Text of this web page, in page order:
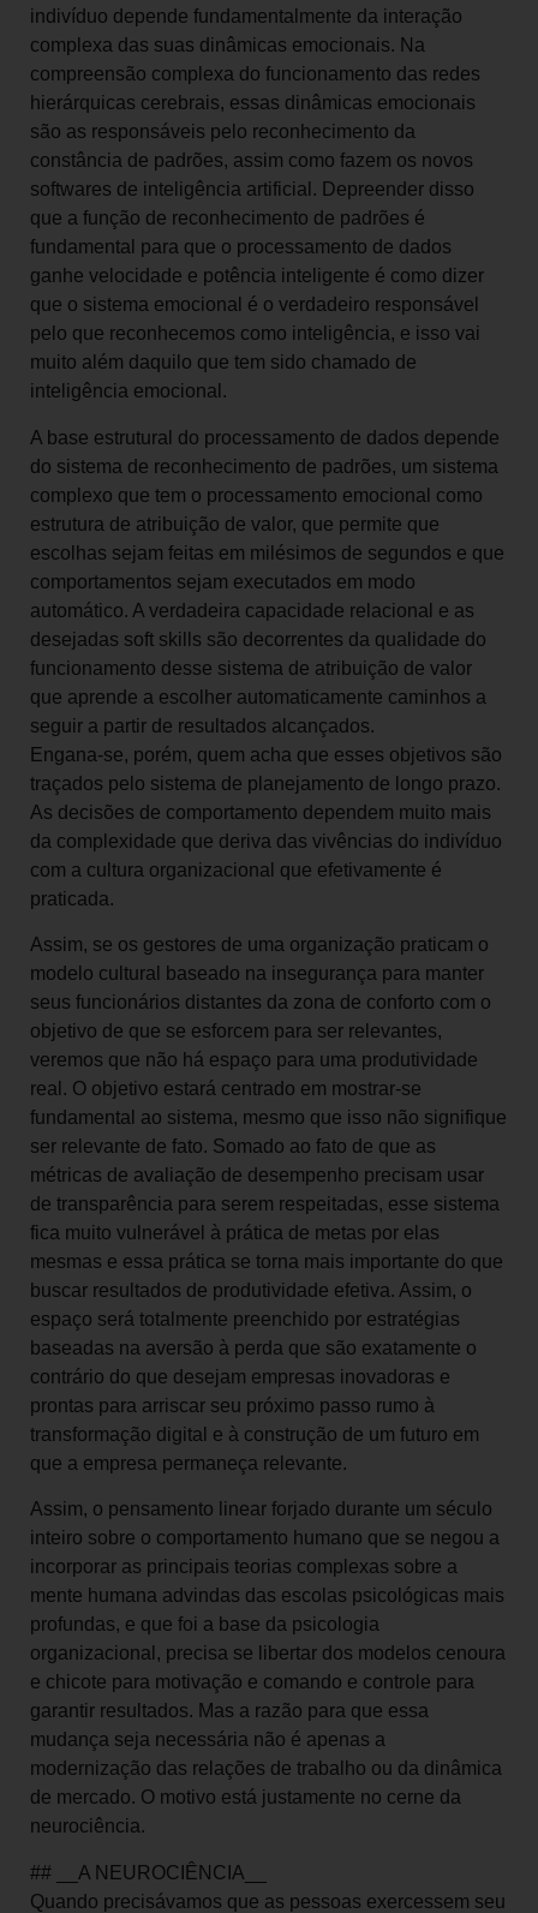
indivíduo depende fundamentalmente da interação
complexa das suas dinâmicas emocionais. Na
compreensão complexa do funcionamento das redes
hierárquicas cerebrais, essas dinâmicas emocionais
são as responsáveis pelo reconhecimento da
constância de padrões, assim como fazem os novos
softwares de inteligência artificial. Depreender disso
que a função de reconhecimento de padrões é
fundamental para que o processamento de dados
ganhe velocidade e potência inteligente é como dizer
que o sistema emocional é o verdadeiro responsável
pelo que reconhecemos como inteligência, e isso vai
muito além daquilo que tem sido chamado de
inteligência emocional.
A base estrutural do processamento de dados depende
do sistema de reconhecimento de padrões, um sistema
complexo que tem o processamento emocional como
estrutura de atribuição de valor, que permite que
escolhas sejam feitas em milésimos de segundos e que
comportamentos sejam executados em modo
automático. A verdadeira capacidade relacional e as
desejadas soft skills são decorrentes da qualidade do
funcionamento desse sistema de atribuição de valor
que aprende a escolher automaticamente caminhos a
seguir a partir de resultados alcançados.
Engana-se, porém, quem acha que esses objetivos são
traçados pelo sistema de planejamento de longo prazo.
As decisões de comportamento dependem muito mais
da complexidade que deriva das vivências do indivíduo
com a cultura organizacional que efetivamente é
praticada.
Assim, se os gestores de uma organização praticam o
modelo cultural baseado na insegurança para manter
seus funcionários distantes da zona de conforto com o
objetivo de que se esforcem para ser relevantes,
veremos que não há espaço para uma produtividade
real. O objetivo estará centrado em mostrar-se
fundamental ao sistema, mesmo que isso não signifique
ser relevante de fato. Somado ao fato de que as
métricas de avaliação de desempenho precisam usar
de transparência para serem respeitadas, esse sistema
fica muito vulnerável à prática de metas por elas
mesmas e essa prática se torna mais importante do que
buscar resultados de produtividade efetiva. Assim, o
espaço será totalmente preenchido por estratégias
baseadas na aversão à perda que são exatamente o
contrário do que desejam empresas inovadoras e
prontas para arriscar seu próximo passo rumo à
transformação digital e à construção de um futuro em
que a empresa permaneça relevante.
Assim, o pensamento linear forjado durante um século
inteiro sobre o comportamento humano que se negou a
incorporar as principais teorias complexas sobre a
mente humana advindas das escolas psicológicas mais
profundas, e que foi a base da psicologia
organizacional, precisa se libertar dos modelos cenoura
e chicote para motivação e comando e controle para
garantir resultados. Mas a razão para que essa
mudança seja necessária não é apenas a
modernização das relações de trabalho ou da dinâmica
de mercado. O motivo está justamente no cerne da
neurociência.
## __A NEUROCIÊNCIA__
Quando precisávamos que as pessoas exercessem seu